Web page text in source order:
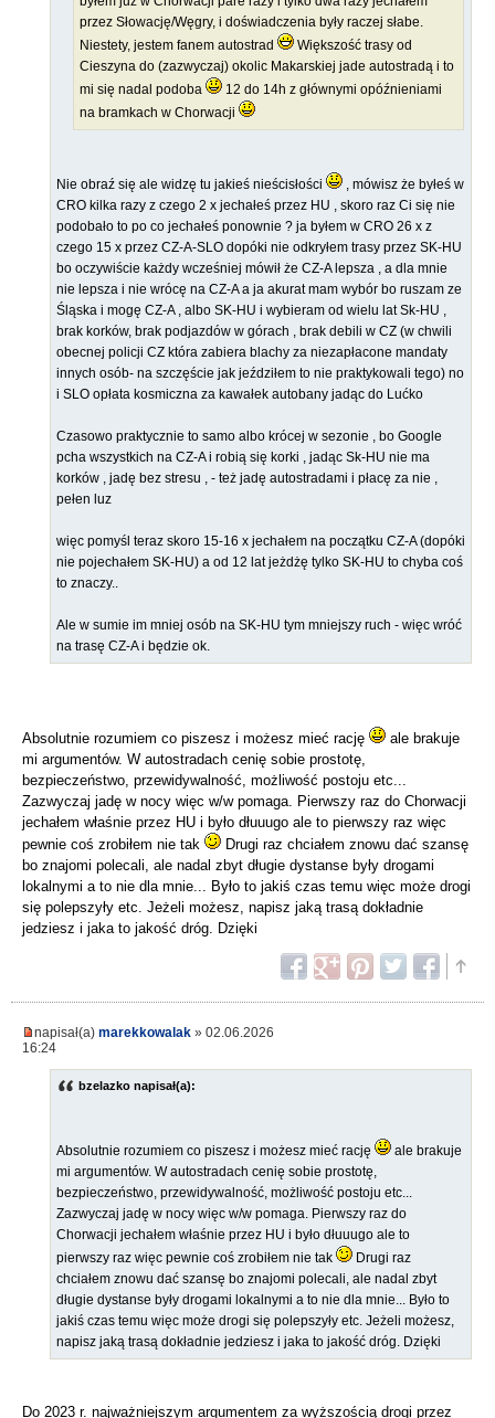
przez Słowację/Węgry, i doświadczenia były raczej słabe.
Niestety, jestem fanem autostrad
Większość trasy od
Cieszyna do (zazwyczaj) okolic Makarskiej jade autostradą i to
mi się nadal podoba
12 do 14h z głównymi opóźnieniami
na bramkach w Chorwacji
Nie obraź się ale widzę tu jakieś nieścisłości
, mówisz że byłeś w
CRO kilka razy z czego 2 x jechałeś przez HU , skoro raz Ci się nie
podobało to po co jechałeś ponownie ? ja byłem w CRO 26 x z
czego 15 x przez CZ-A-SLO dopóki nie odkryłem trasy przez SK-HU
bo oczywiście każdy wcześniej mówił że CZ-A lepsza , a dla mnie
nie lepsza i nie wrócę na CZ-A a ja akurat mam wybór bo ruszam ze
Śląska i mogę CZ-A , albo SK-HU i wybieram od wielu lat Sk-HU ,
brak korków, brak podjazdów w górach , brak debili w CZ (w chwili
obecnej policji CZ która zabiera blachy za niezapłacone mandaty
innych osób- na szczęście jak jeździłem to nie praktykowali tego) no
i SLO opłata kosmiczna za kawałek autobany jadąc do Lućko
Czasowo praktycznie to samo albo krócej w sezonie , bo Google
pcha wszystkich na CZ-A i robią się korki , jadąc Sk-HU nie ma
korków , jadę bez stresu , - też jadę autostradami i płacę za nie ,
pełen luz
więc pomyśl teraz skoro 15-16 x jechałem na początku CZ-A (dopóki
nie pojechałem SK-HU) a od 12 lat jeżdżę tylko SK-HU to chyba coś
to znaczy..
Ale w sumie im mniej osób na SK-HU tym mniejszy ruch - więc wróć
na trasę CZ-A i będzie ok.
Absolutnie rozumiem co piszesz i możesz mieć rację
ale brakuje
mi argumentów. W autostradach cenię sobie prostotę,
bezpieczeństwo, przewidywalność, możliwość postoju etc...
Zazwyczaj jadę w nocy więc w/w pomaga. Pierwszy raz do Chorwacji
jechałem właśnie przez HU i było dłuuugo ale to pierwszy raz więc
pewnie coś zrobiłem nie tak
Drugi raz chciałem znowu dać szansę
bo znajomi polecali, ale nadal zbyt długie dystanse były drogami
lokalnymi a to nie dla mnie... Było to jakiś czas temu więc może drogi
się polepszyły etc. Jeżeli możesz, napisz jaką trasą dokładnie
jedziesz i jaka to jakość dróg. Dzięki
napisał(a) marekkowalak » 02.06.2026
16:24
bzelazko napisał(a):
Absolutnie rozumiem co piszesz i możesz mieć rację
ale brakuje
mi argumentów. W autostradach cenię sobie prostotę,
bezpieczeństwo, przewidywalność, możliwość postoju etc...
Zazwyczaj jadę w nocy więc w/w pomaga. Pierwszy raz do
Chorwacji jechałem właśnie przez HU i było dłuuugo ale to
pierwszy raz więc pewnie coś zrobiłem nie tak
Drugi raz
chciałem znowu dać szansę bo znajomi polecali, ale nadal zbyt
długie dystanse były drogami lokalnymi a to nie dla mnie... Było to
jakiś czas temu więc może drogi się polepszyły etc. Jeżeli możesz,
napisz jaką trasą dokładnie jedziesz i jaka to jakość dróg. Dzięki
Do 2023 r. najważniejszym argumentem za wyższością drogi przez